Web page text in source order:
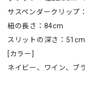
サスペンダークリップ
紐の長さ：84cm
スリットの深さ：51cm
[カラー]
ネイビー、ワイン、ブ